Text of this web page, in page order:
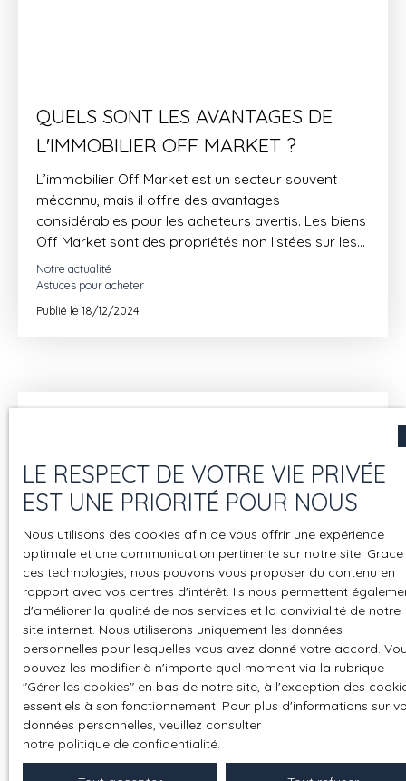
QUELS SONT LES AVANTAGES DE
L'IMMOBILIER OFF MARKET ?
L’immobilier Off Market est un secteur souvent
méconnu, mais il offre des avantages
considérables pour les acheteurs avertis. Les biens
Off Market sont des propriétés non listées sur les
plateformes publiques, offrant ainsi moins de
concurrence, des négociations plus personnalisées
et souvent des prix plus attractifs. Que vous
l’immobilier Off Market et explique pourquoi
Montpellier.
Notre actualité
Astuces pour acheter
Publié le 18/12/2024
COMMENT CHOISIR SON AGENCE
IMMOBILIÈRE À MONTPELLIER ?
Le choix d'une agence immobilière à Montpellier est
une étape déterminante pour réussir votre projet
immobilier, que ce soit pour acheter, vendre ou
LE RESPECT DE VOTRE VIE PRIVÉE
EST UNE PRIORITÉ POUR NOUS
Nous utilisons des cookies afin de vous offrir une expérience
optimale et une communication pertinente sur notre site.
ces technologies, nous pouvons vous proposer du contenu en
rapport avec vos centres d'intérêt. Ils nous permettent
d'améliorer la qualité de nos services et la convivialité de notre
site internet. Nous utiliserons uniquement les données
personnelles pour lesquelles vous avez donné votre accord.
pouvez les modifier à n'importe quel moment via la rubrique
″Gérer les cookies″ en bas de notre site, à l'exception des
essentiels à son fonctionnement. Pour plus d'informations sur
données personnelles, veuillez consulter
notre politique de confidentialité.